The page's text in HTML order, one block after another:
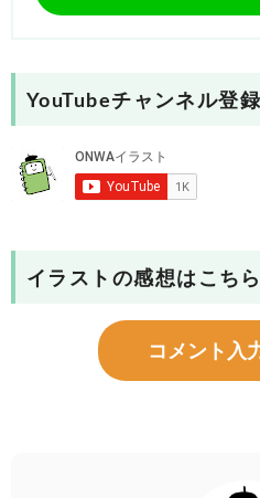
YouTubeチャンネル登
イラストの感想はこちら
コメント入